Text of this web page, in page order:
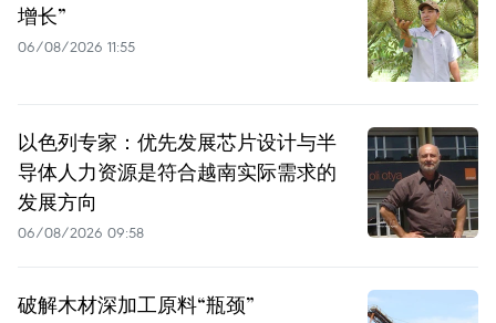
增长”
06/08/2026 11:55
以色列专家：优先发展芯片设计与半
导体人力资源是符合越南实际需求的
发展方向
06/08/2026 09:58
破解木材深加工原料“瓶颈”